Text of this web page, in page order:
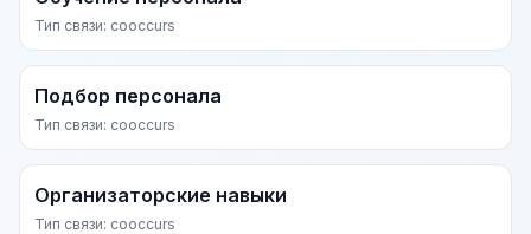
Тип связи: cooccurs
Подбор персонала
Тип связи: cooccurs
Организаторские навыки
Тип связи: cooccurs